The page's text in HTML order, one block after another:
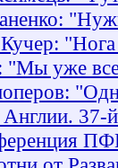
"Мы уже
Англии.